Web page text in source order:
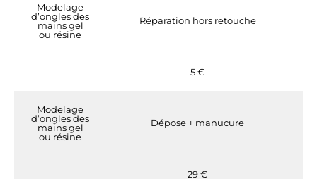
Modelage
d’ongles des
mains gel
ou résine
Réparation hors retouche
5 €
Modelage
d’ongles des
mains gel
ou résine
Dépose + manucure
29 €